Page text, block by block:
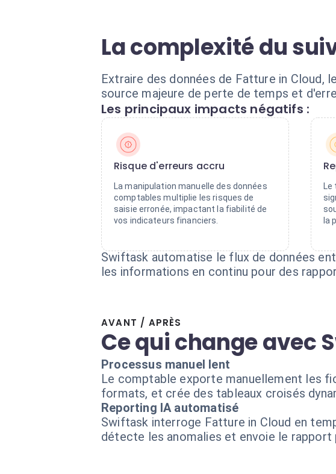
La complexité du
Extraire des données de Fatture in Cloud,
source majeure de perte de temps et
Les principaux impacts négatifs :
Risque d'erreurs accru
La manipulation manuelle des données
comptables multiplie les risques de
saisie erronée, impactant la fiabilité de
vos indicateurs financiers.
la
Swiftask automatise le flux de données
les informations en continu pour des
AVANT / APRÈS
Ce qui change avec
Processus manuel lent
Le comptable exporte manuellement les
formats, et crée des tableaux croisés
Reporting IA automatisé
Swiftask interroge Fatture in Cloud en
détecte les anomalies et envoie le